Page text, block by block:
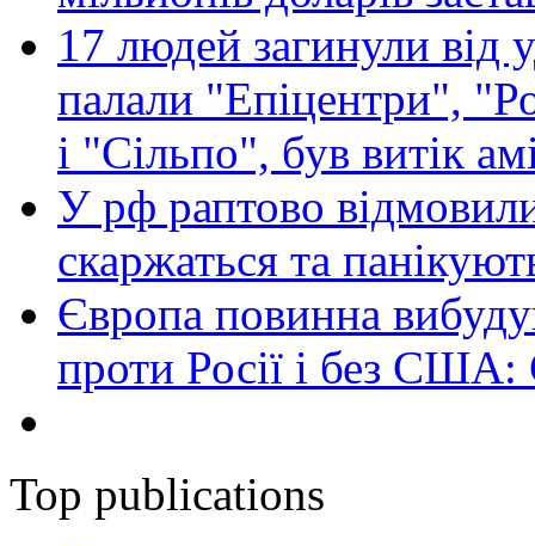
17 людей загинули від
палали "Епіцентри",
і "Сільпо", був витік
У рф раптово
скаржаться та
Європа повинна
проти Росії і без США:
Top publications